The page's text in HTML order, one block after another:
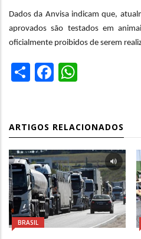
Dados da Anvisa indicam que,
aprovados são testados em
oficialmente proibidos de serem
ShareFacebook
ARTIGOS RELACIONADOS
BRASIL